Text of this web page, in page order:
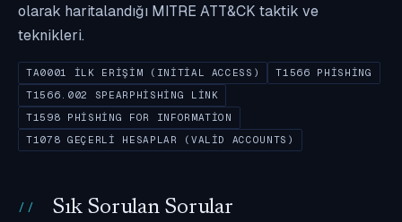
olarak haritalandığı MITRE ATT&CK taktik ve
teknikleri.
TA0001 İLK ERIŞIM (INITIAL ACCESS)
T1566 PHISHING
T1566.002 SPEARPHISHING LINK
T1598 PHISHING FOR INFORMATION
T1078 GEÇERLI HESAPLAR (VALID ACCOUNTS)
Sık Sorulan Sorular